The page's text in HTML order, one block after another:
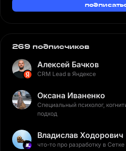
269 подписчиков
Алексей Бачков
CRM Lead в Яндексе
Оксана Иваненко
Специальный психолог,
подход
Владислав Ходорович
что-то про разработку в Сетке